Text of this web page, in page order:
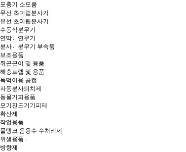
포충기 소모품
무선 초미립분사기
유선 초미립분사기
수동식분무기
연막연〮무기
분사분〮무기 부속품
보조용품
쥐끈끈이 및 용품
해충트랩 및 용품
독먹이용 공캡
자동분사퇴치제
동물기피용품
모기진드기기피제
확산제
작업용품
물탱크 음용수 수처리제
위생용품
방향제